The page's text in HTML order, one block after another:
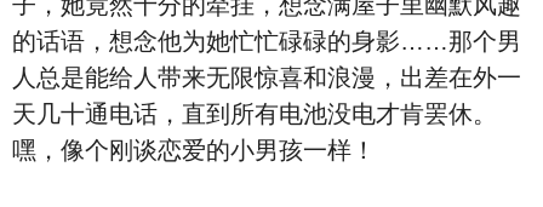
的话语，想念他为她忙忙碌碌的身影……那个男
人总是能给人带来无限惊喜和浪漫，出差在外一
天几十通电话，直到所有电池没电才肯罢休。
嘿，像个刚谈恋爱的小男孩一样！